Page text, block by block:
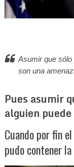
Asumir que sólo
son una
Pues asumir
alguien
Cuando por fin
pudo contener